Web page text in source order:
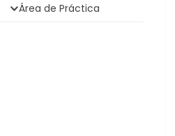
Área de Práctica